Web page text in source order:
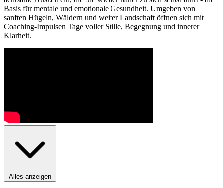
Basis für mentale und emotionale Gesundheit. Umgeben von
sanften Hügeln, Wäldern und weiter Landschaft öffnen sich mit
Coaching-Impulsen Tage voller Stille, Begegnung und innerer
Klarheit.
Alles anzeigen